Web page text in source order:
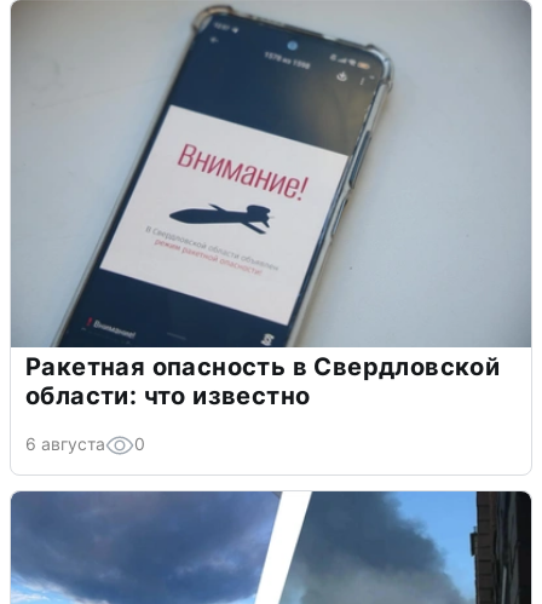
Ракетная опасность в Свердловской
области: что известно
6 августа 0